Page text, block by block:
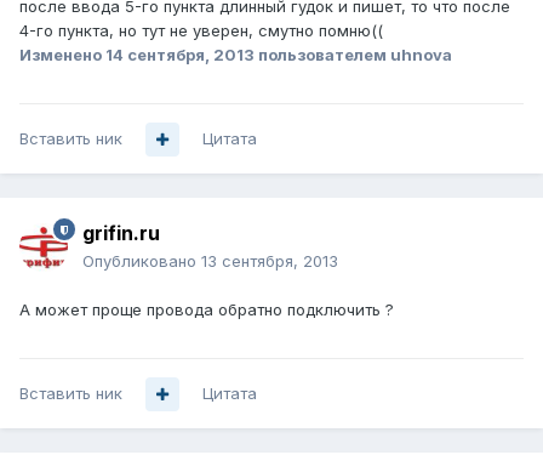
после ввода 5-го пункта длинный гудок и пишет, то что после
4-го пункта, но тут не уверен, смутно помню((
Изменено 14 сентября, 2013 пользователем uhnova
Вставить ник Цитата
grifin.ru
Опубликовано 13 сентября, 2013
А может проще провода обратно подключить ?
Вставить ник Цитата